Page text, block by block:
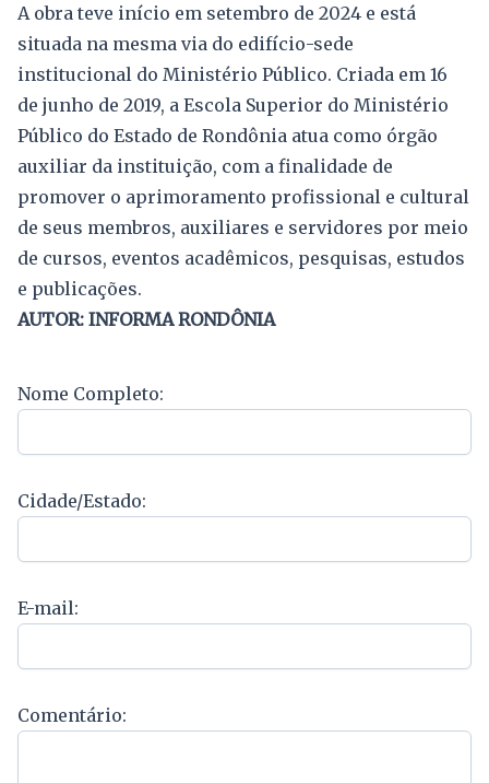
A obra teve início em setembro de 2024 e está
situada na mesma via do edifício-sede
institucional do Ministério Público. Criada em 16
de junho de 2019, a Escola Superior do Ministério
Público do Estado de Rondônia atua como órgão
auxiliar da instituição, com a finalidade de
promover o aprimoramento profissional e cultural
de seus membros, auxiliares e servidores por meio
de cursos, eventos acadêmicos, pesquisas, estudos
e publicações.
AUTOR: INFORMA RONDÔNIA
Nome Completo:
Cidade/Estado:
E-mail:
Comentário: